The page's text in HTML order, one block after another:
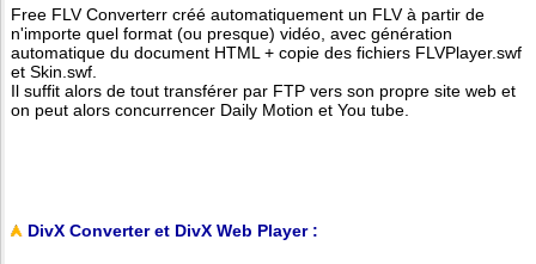
Free FLV Converterr créé automatiquement un FLV à partir de
n'importe quel format (ou presque) vidéo, avec génération
automatique du document HTML + copie des fichiers FLVPlayer.swf
et Skin.swf.
Il suffit alors de tout transférer par FTP vers son propre site web et
on peut alors concurrencer Daily Motion et You tube.
DivX Converter et DivX Web Player :